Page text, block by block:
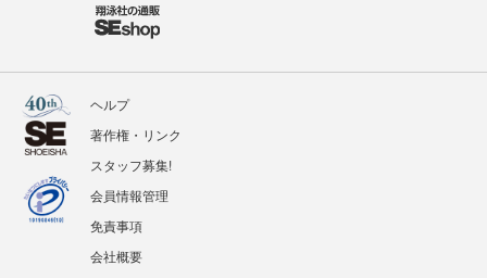
ヘルプ
著作権・リンク
スタッフ募集!
会員情報管理
免責事項
会社概要